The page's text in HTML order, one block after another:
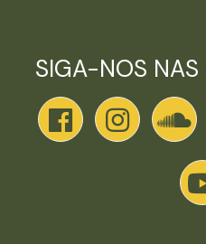
SIGA-NOS NAS